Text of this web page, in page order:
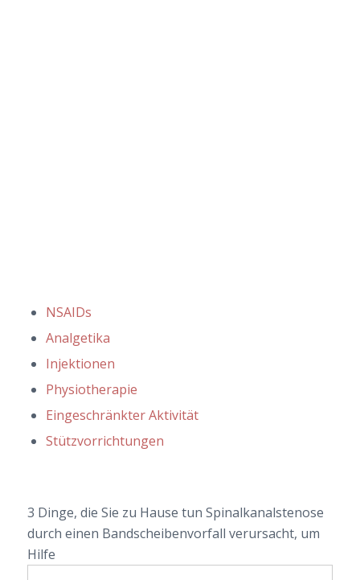
NSAIDs
Analgetika
Injektionen
Physiotherapie
Eingeschränkter Aktivität
Stützvorrichtungen
3 Dinge, die Sie zu Hause tun Spinalkanalstenose
durch einen Bandscheibenvorfall verursacht, um
Hilfe